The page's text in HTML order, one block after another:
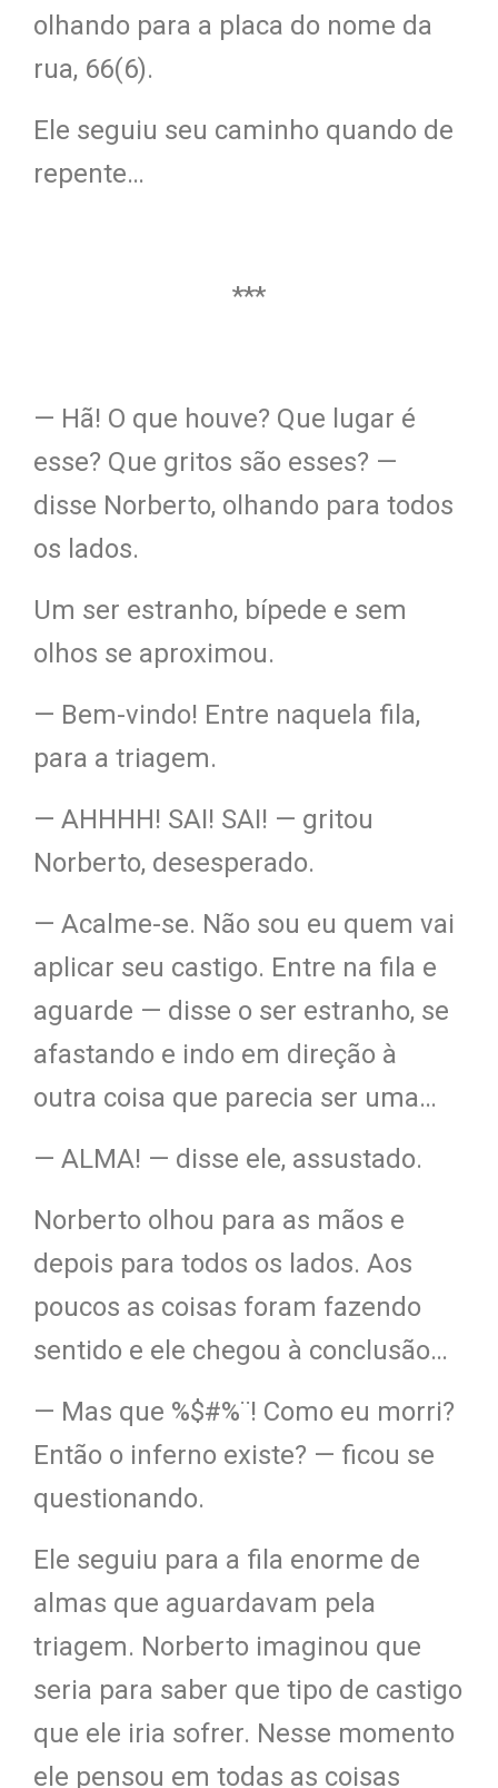
olhando para a placa do nome da
rua, 66(6).
Ele seguiu seu caminho quando de
repente…
***
— Hã! O que houve? Que lugar é
esse? Que gritos são esses? —
disse Norberto, olhando para todos
os lados.
Um ser estranho, bípede e sem
olhos se aproximou.
— Bem-vindo! Entre naquela fila,
para a triagem.
— AHHHH! SAI! SAI! — gritou
Norberto, desesperado.
— Acalme-se. Não sou eu quem vai
aplicar seu castigo. Entre na fila e
aguarde — disse o ser estranho, se
afastando e indo em direção à
outra coisa que parecia ser uma…
— ALMA! — disse ele, assustado.
Norberto olhou para as mãos e
depois para todos os lados. Aos
poucos as coisas foram fazendo
sentido e ele chegou à conclusão…
— Mas que %$#%¨! Como eu morri?
Então o inferno existe? — ficou se
questionando.
Ele seguiu para a fila enorme de
almas que aguardavam pela
triagem. Norberto imaginou que
seria para saber que tipo de castigo
que ele iria sofrer. Nesse momento
ele pensou em todas as coisas